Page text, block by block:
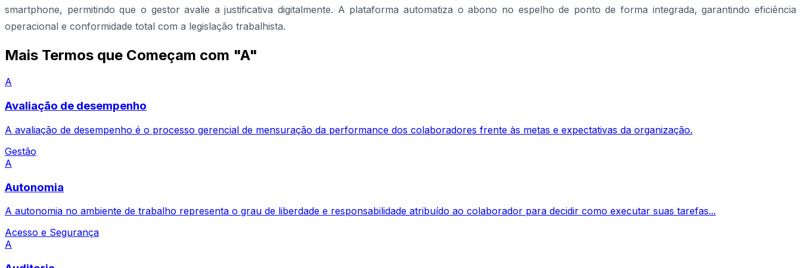
smartphone, permitindo que o gestor avalie a justificativa digitalmente. A plataforma automatiza o abono no espelho de ponto de forma integrada, garantindo eficiência
operacional e conformidade total com a legislação trabalhista.
Mais Termos que Começam com "A"
A
Avaliação de desempenho
A avaliação de desempenho é o processo gerencial de mensuração da performance dos colaboradores frente às metas e expectativas da organização.
Gestão
A
Autonomia
A autonomia no ambiente de trabalho representa o grau de liberdade e responsabilidade atribuído ao colaborador para decidir como executar suas tarefas...
Acesso e Segurança
A